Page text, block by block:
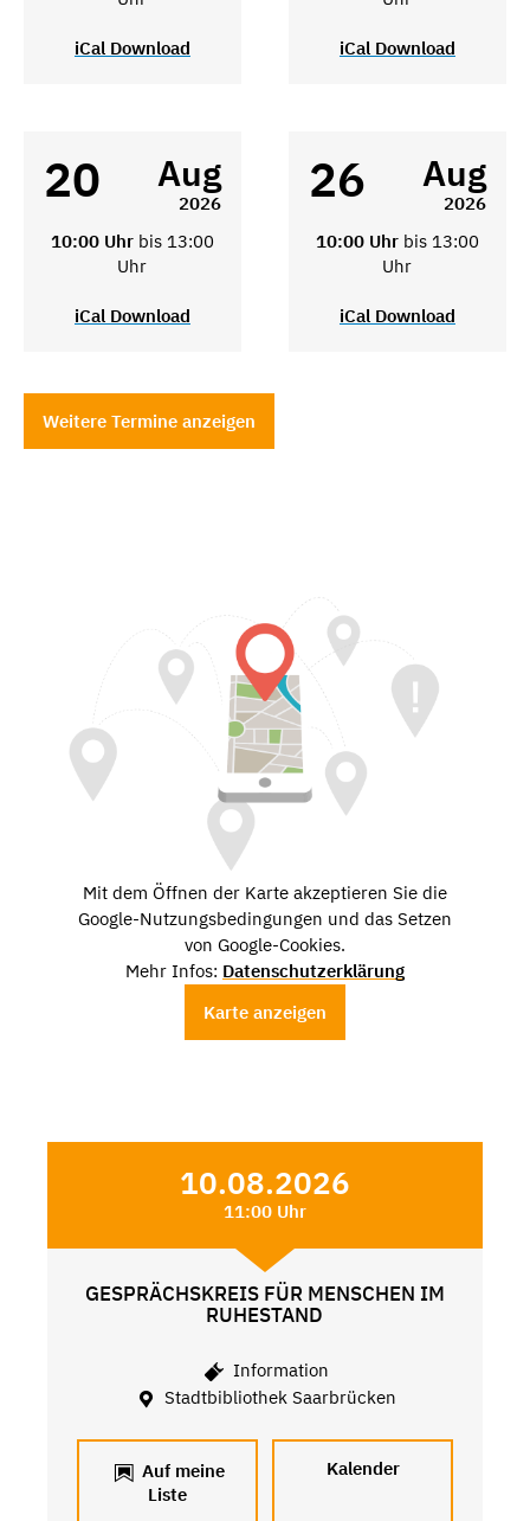
iCal Download iCal Download
20 Aug
2026
10:00 Uhr bis 13:00
Uhr
iCal Download
26 Aug
2026
10:00 Uhr bis 13:00
Uhr
iCal Download
Weitere Termine anzeigen
Mit dem Öffnen der Karte akzeptieren Sie die
Google-Nutzungsbedingungen und das Setzen
von Google-Cookies.
Mehr Infos: Datenschutzerklärung
Karte anzeigen
10.08.2026
11:00 Uhr
GESPRÄCHSKREIS FÜR MENSCHEN IM
RUHESTAND
Information
Stadtbibliothek Saarbrücken
Auf meine
Liste
Kalender